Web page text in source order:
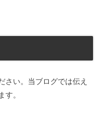
さい。当ブログでは伝え
す。